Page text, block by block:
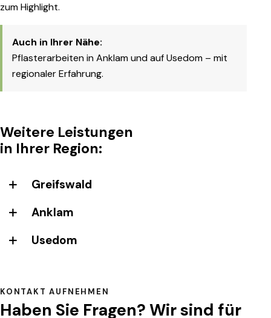
zum Highlight.
Auch in Ihrer Nähe:
Pflasterarbeiten inAnklamundauf Usedom – mit
regionaler Erfahrung.
Weitere Leistungen
in Ihrer Region:
Greifswald
Anklam
Usedom
KONTAKT AUFNEHMEN
Haben Sie Fragen? Wir sind für